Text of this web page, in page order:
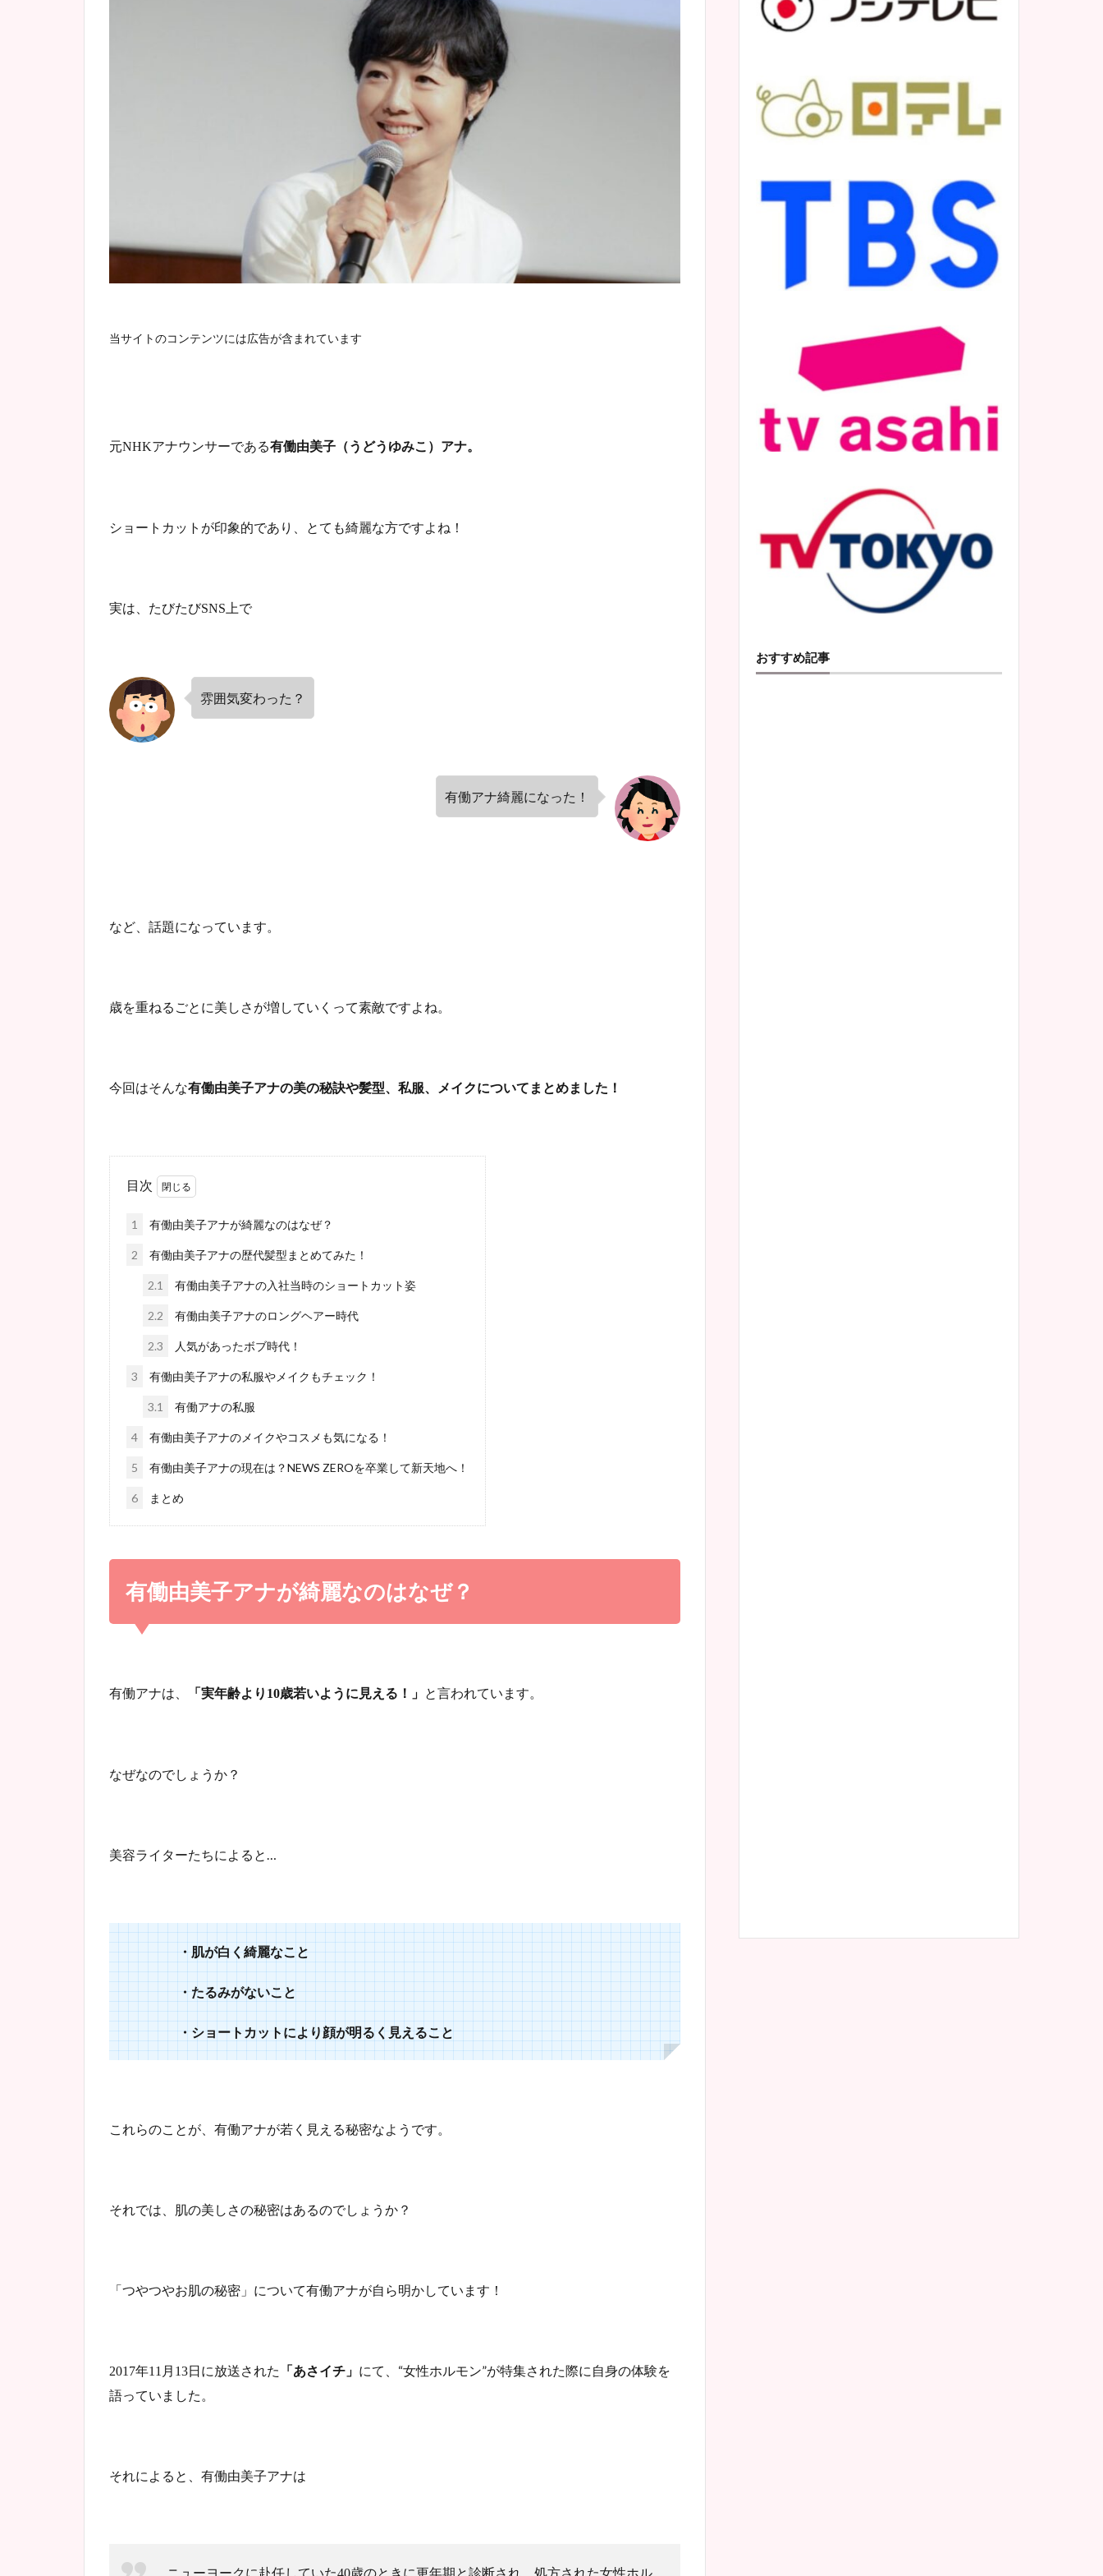
当サイトのコンテンツには広告が含まれています
元NHKアナウンサーである有働由美子（うどうゆみこ）アナ。
ショートカットが印象的であり、とても綺麗な方ですよね！
実は、たびたびSNS 上で
雰囲気変わった？
有働アナ綺麗になった！
など、話題になっています。
歳を重ねるごとに美しさが増していくって素敵ですよね。
今回はそんな有働由美子アナの美の秘訣や髪型、私服、メイクについてまとめました！
目次
1 有働由美子アナが綺麗なのはなぜ？
2 有働由美子アナの歴代髪型まとめてみた！
2.1 有働由美子アナの入社当時のショートカット姿
2.2 有働由美子アナのロングヘアー時代
2.3 人気があったボブ時代！
3 有働由美子アナの私服やメイクもチェック！
3.1 有働アナの私服
4 有働由美子アナのメイクやコスメも気になる！
5 有働由美子アナの現在は？NEWS ZEROを卒業して新天地へ！
6 まとめ
有働由美子アナが綺麗なのはなぜ？
有働アナは、 「実年齢より 10歳若いように見える！」 と言われています。
なぜなのでしょうか？
美容ライターたちによると…
・肌が白く綺麗なこと
・たるみがないこと
・ショートカットにより顔が明るく見えること
これらのことが、有働アナが若く見える秘密なようです。
それでは、肌の美しさの秘密はあるのでしょうか？
「つやつやお肌の秘密」について有働アナが自ら明かしています！
2017年11 月 13日に放送された 「あさイチ」 にて、“女性ホルモン”が特集された際に自身の体験を
語っていました。
それによると、有働由美子アナは
ニューヨークに赴任していた40歳のときに更年期と診断され、処方された女性ホル
おすすめ記事